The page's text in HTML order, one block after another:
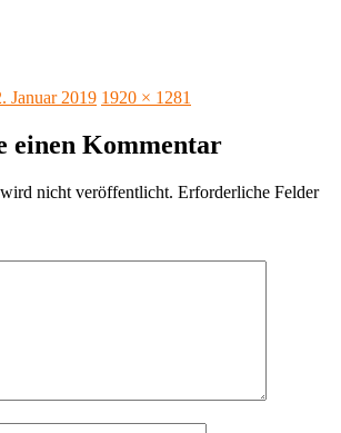
Januar 2019 Originalgröße
1920 × 1281
einen Kommentar
nicht veröffentlicht. Erforderliche Felder